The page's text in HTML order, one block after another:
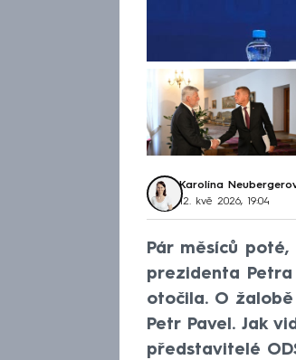
Karolína
12. kvě 2026, 19:04
Pár měsíců
prezidenta Petra
otočila. O
Petr Pavel. Jak
představitelé